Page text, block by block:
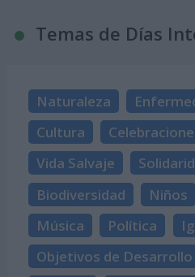
Temas de Días
Naturaleza
Cultura
Vida Salvaje
Biodiversidad
Niños
Música
Política
Objetivos de